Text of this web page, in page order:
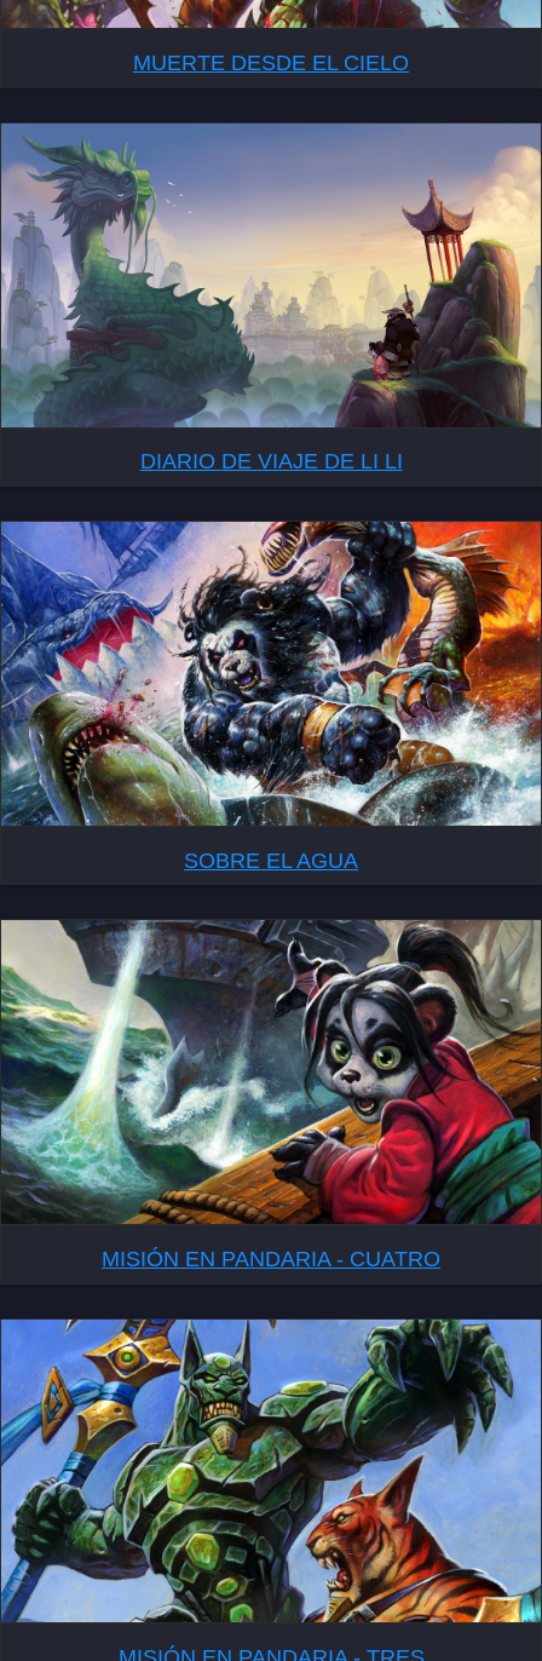
MUERTE DESDE EL CIELO
DIARIO DE VIAJE DE LI LI
SOBRE EL AGUA
MISIÓN EN PANDARIA - CUATRO